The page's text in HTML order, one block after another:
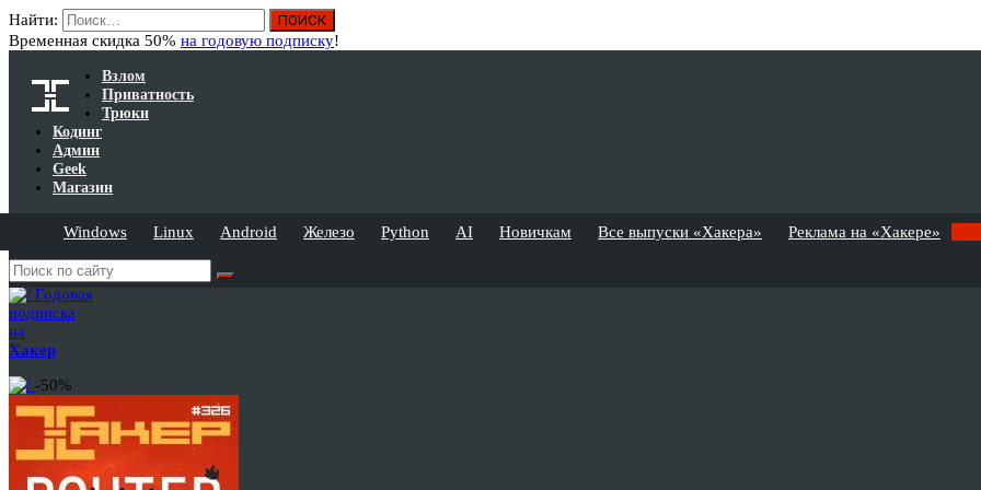
Найти:
Временная скидка 50% на годовую подписку!
Взлом
Приватность
Трюки
Кодинг
Админ
Geek
Магазин
Windows Linux Android Железо Python AI Новичкам Все выпуски «Хакера» Реклама на «Хакере»
Годовая
подписка
на
Хакер
-50%